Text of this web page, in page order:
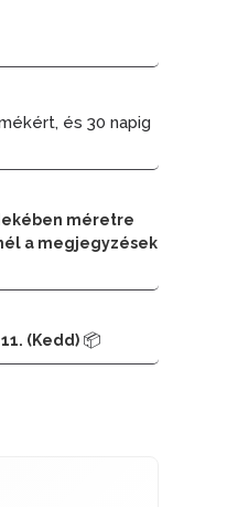
és 30 napig
méretre
a megjegyzések
(Kedd) 📦